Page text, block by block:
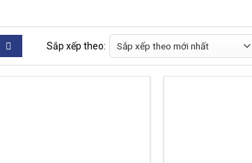
Sắp xếp theo: